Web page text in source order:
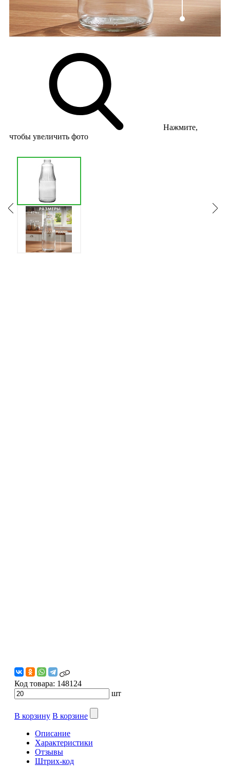
Нажмите,
чтобы увеличить фото
Код товара: 148124
шт
В корзину В корзине
Описание
Характеристики
Отзывы
Штрих-код